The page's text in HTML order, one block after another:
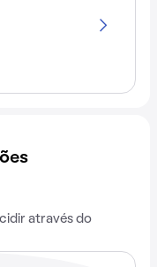
através do